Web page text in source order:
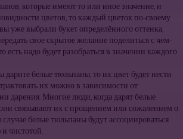
которые имеют то или иное значение, и
цветов, то каждый цветок по-своему
уже выбрали букет определённого оттенка,
свое скрытое желание поделиться с чем-
есть надо будет разобраться в значении каждого
дарите белые тюльпаны, то их цвет будет нести
их можно в зависимости от
дарения. Многие люди, когда дарят белые
связывают их с прощением или сожалением о
белые тюльпаны будут ассоциироваться
чистотой.